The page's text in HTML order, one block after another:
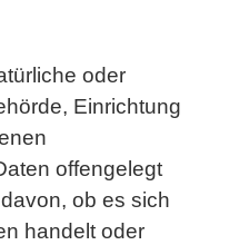
oder
Einrichtung
offengelegt
ob es sich
handelt oder